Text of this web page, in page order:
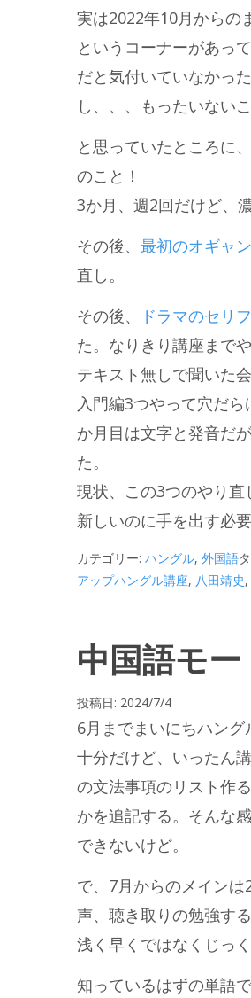
実は2022年10月からの
というコーナーがあっ
だと気付いていなかっ
し、、、もったいない
と思っていたところに
のこと！
3か月、週2回だけど、
その後、 最初のオギャ
直し。
その後、
ドラマのセリ
た。なりきり講座まで
テキスト無しで聞いた
入門編3つやって穴だ
か月目は文字と発音だ
た。
現状、この3つのやり直
新しいのに手を出す必
カテゴリー: ハングル, 外国語
アップハングル講座, 八田靖史,
中国語モ
投稿日: 2024/7/4
6月までまいにちハン
十分だけど、いったん
の文法事項のリスト作
かを追記する。そんな
できないけど。
で、7月からのメイン
声、聴き取りの勉強す
浅く早くではなくじっ
知っているはずの単語